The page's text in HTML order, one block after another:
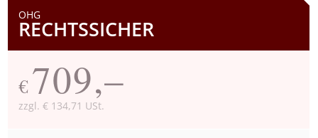
OHG
RECHTSSICHER
€ 709,–
zzgl. € 134,71 USt.